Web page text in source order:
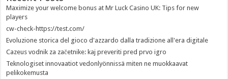
Maximize your welcome bonus at Mr Luck Casino UK: Tips for new
players
cw-check-https://test.com/
Evoluzione storica del gioco d'azzardo dalla tradizione all'era digitale
Cazeus vodnik za začetnike: kaj preveriti pred prvo igro
Teknologiset innovaatiot vedonlyönnissä miten ne muokkaavat
pelikokemusta